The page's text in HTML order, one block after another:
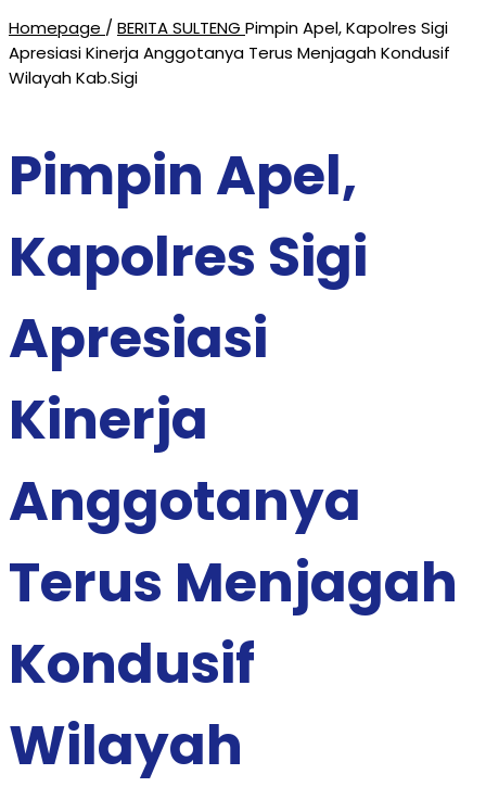
Homepage / BERITA SULTENG Pimpin Apel, Kapolres Sigi
Apresiasi Kinerja Anggotanya Terus Menjagah Kondusif
Wilayah Kab.Sigi
Pimpin Apel,
Kapolres Sigi
Apresiasi
Kinerja
Anggotanya
Terus Menjagah
Kondusif
Wilayah